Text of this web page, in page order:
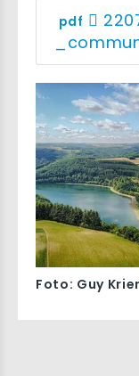
pdf
Foto: Guy Krier